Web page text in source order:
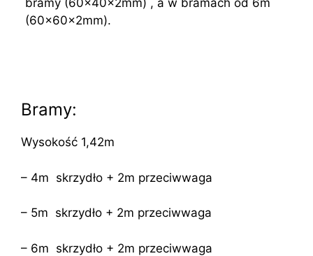
(60x60x2mm).
Bramy:
Wysokość 1,42m
– 4m skrzydło + 2m przeciwwaga
– 5m skrzydło + 2m przeciwwaga
– 6m skrzydło + 2m przeciwwaga